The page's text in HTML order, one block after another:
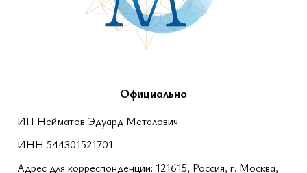
Официально
ИП Нейматов Эдуард Металович
ИНН 544301521701
Адрес для корреспонденции: 121615, Россия, г. Москва,